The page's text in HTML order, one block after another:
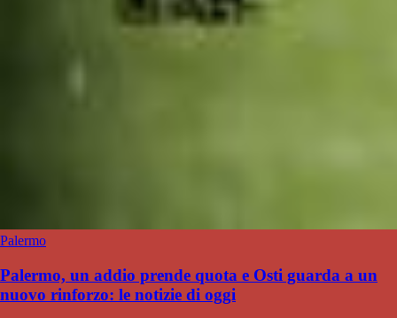
Palermo
Palermo, un addio prende quota e Osti guarda a un
nuovo rinforzo: le notizie di oggi